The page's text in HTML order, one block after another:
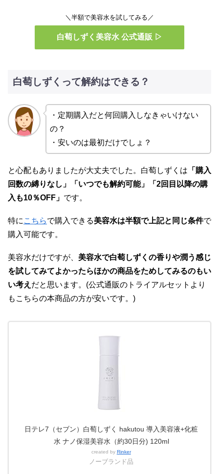
＼半額で美容水を試してみる／
白萄しずく美容水 公式通販 ▷
白萄しずくって解約はできる？
・定期購入だと何回購入しなきゃいけない
の？
・安いのは最初だけでしょ？
と心配もありましたが大丈夫でした。白萄しずくは 「購入
回数の縛りなし」「いつでも解約可能」「2回目以降の購
入も10％OFF」 です。
特に こちらで購入できる美容水は半額で上記と同じ条件で
購入可能です。
美容水だけですが、 美容水で白萄しずくの香りや潤う感じ
を試してみてよかったらほかの商品をためしてみるのもい
い考え だと思います。(公式通販のトライアルセットより
もこちらの本商品の方が安いです。)
日テレ7（セブン）白萄しずく hakutou 導入美容液+化粧
水 ナノ保湿美容水（約30日分) 120ml
created by Rinker
ノーブランド品